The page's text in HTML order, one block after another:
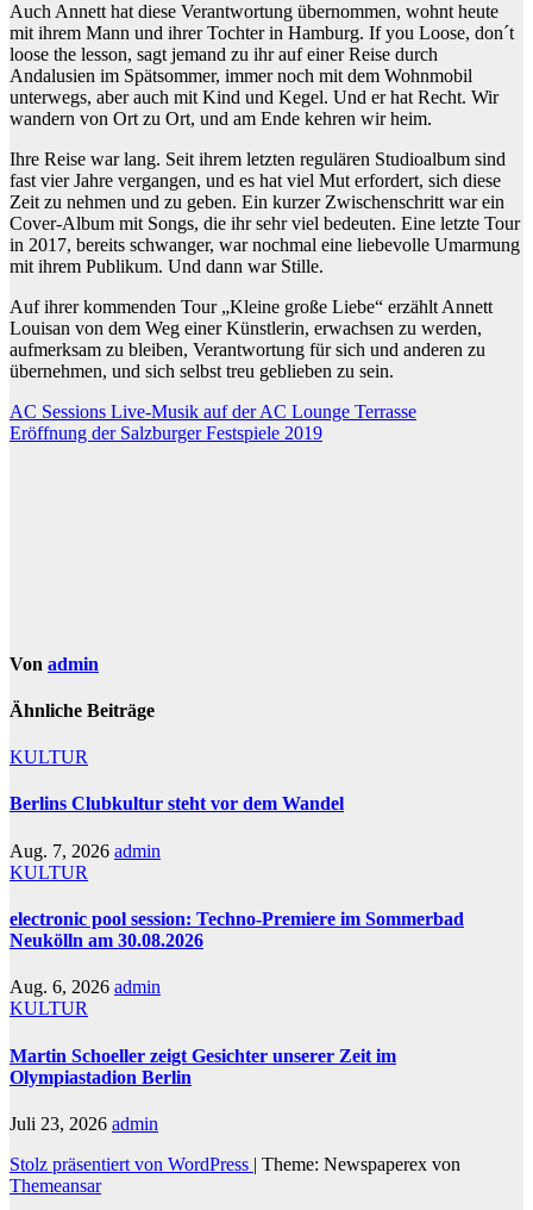
Auch Annett hat diese Verantwortung übernommen, wohnt heute
mit ihrem Mann und ihrer Tochter in Hamburg. If you Loose, don´t
loose the lesson, sagt jemand zu ihr auf einer Reise durch
Andalusien im Spätsommer, immer noch mit dem Wohnmobil
unterwegs, aber auch mit Kind und Kegel. Und er hat Recht. Wir
wandern von Ort zu Ort, und am Ende kehren wir heim.
Ihre Reise war lang. Seit ihrem letzten regulären Studioalbum sind
fast vier Jahre vergangen, und es hat viel Mut erfordert, sich diese
Zeit zu nehmen und zu geben. Ein kurzer Zwischenschritt war ein
Cover-Album mit Songs, die ihr sehr viel bedeuten. Eine letzte Tour
in 2017, bereits schwanger, war nochmal eine liebevolle Umarmung
mit ihrem Publikum. Und dann war Stille.
Auf ihrer kommenden Tour „Kleine große Liebe“ erzählt Annett
Louisan von dem Weg einer Künstlerin, erwachsen zu werden,
aufmerksam zu bleiben, Verantwortung für sich und anderen zu
übernehmen, und sich selbst treu geblieben zu sein.
Beitragsnavigation
AC Sessions Live-Musik auf der AC Lounge Terrasse
Eröffnung der Salzburger Festspiele 2019
Von admin
Ähnliche Beiträge
KULTUR
Berlins Clubkultur steht vor dem Wandel
Aug. 7, 2026 admin
KULTUR
electronic pool session: Techno-Premiere im Sommerbad
Neukölln am 30.08.2026
Aug. 6, 2026 admin
KULTUR
Martin Schoeller zeigt Gesichter unserer Zeit im
Olympiastadion Berlin
Juli 23, 2026 admin
Stolz präsentiert von WordPress | Theme: Newspaperex von
Themeansar